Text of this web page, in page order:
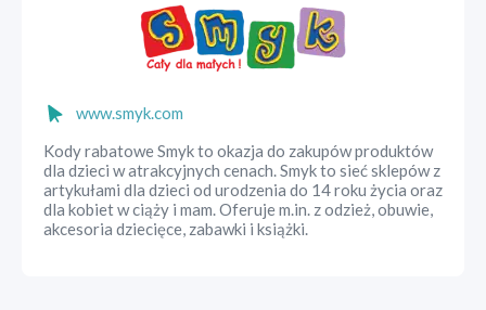
www.smyk.com
Kody rabatowe Smyk to okazja do zakupów produktów
dla dzieci w atrakcyjnych cenach. Smyk to sieć sklepów z
artykułami dla dzieci od urodzenia do 14 roku życia oraz
dla kobiet w ciąży i mam. Oferuje m.in. z odzież, obuwie,
akcesoria dziecięce, zabawki i książki.